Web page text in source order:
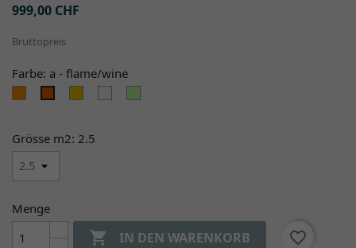
999,00 CHF
Bruttopreis
Farbe: a - flame/wine
/
wine
/
Grösse m2: 2.5
Menge
 IN DEN WARENKORB
favorite_border